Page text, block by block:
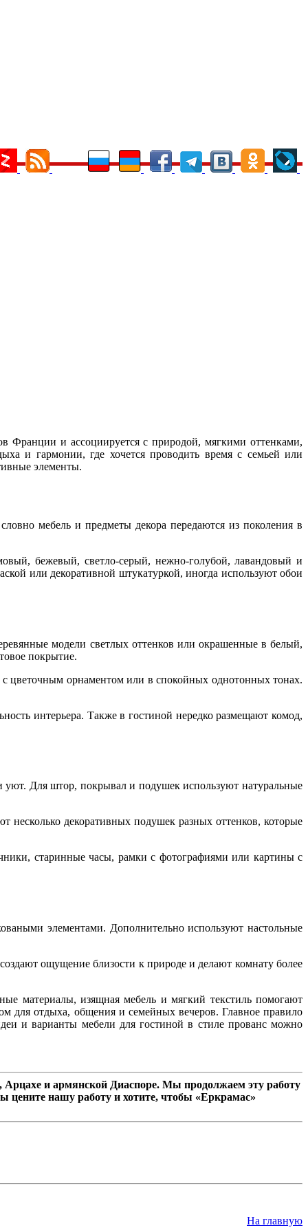
Франции и ассоциируется с природой, мягкими оттенками,
и гармонии, где хочется проводить время с семьей или
элементы.
мебель и предметы декора передаются из поколения в
бежевый, светло-серый, нежно-голубой, лавандовый и
или декоративной штукатуркой, иногда используют обои
модели светлых оттенков или окрашенные в белый,
покрытие.
цветочным орнаментом или в спокойных однотонных тонах.
интерьера. Также в гостиной нередко размещают комод,
Для штор, покрывал и подушек используют натуральные
декоративных подушек разных оттенков, которые
старинные часы, рамки с фотографиями или картины с
элементами. Дополнительно используют настольные
ощущение близости к природе и делают комнату более
материалы, изящная мебель и мягкий текстиль помогают
для отдыха, общения и семейных вечеров. Главное правило
и варианты мебели для гостиной в стиле прованс можно
и армянской Диаспоре. Мы продолжаем эту работу
цените нашу работу и хотите, чтобы «Еркрамас»
На главную